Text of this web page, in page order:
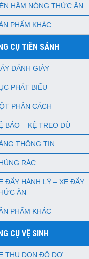
HÂM NÓNG THỨC ĂN
PHẨM KHÁC
CỤ TIỀN SẢNH
ĐÁNH GIÀY
PHÁT BIỂU
PHÂN CÁCH
BÁO – KỆ TREO DÙ
THÔNG TIN
RÁC
ĐẨY HÀNH LÝ – XE ĐẨY
ĂN
PHẨM KHÁC
CỤ VỆ SINH
THU DỌN ĐỒ DƠ